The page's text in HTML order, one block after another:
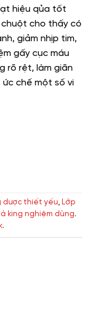
hiệu qủa tốt
cho thấy có
giảm nhịp tim,
gấy cục máu
rõ rệt, làm giãn
ức chế một số vi
dược thiết yếu, Lớp
king nghiệm dùng.
.